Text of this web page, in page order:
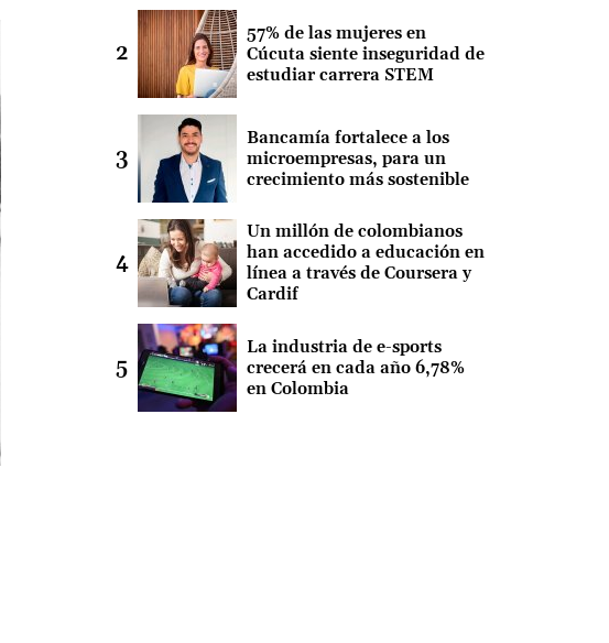
57% de las mujeres en
Cúcuta siente inseguridad de
estudiar carrera STEM
Bancamía fortalece a los
microempresas, para un
crecimiento más sostenible
Un millón de colombianos
han accedido a educación en
línea a través de Coursera y
Cardif
La industria de e-sports
crecerá en cada año 6,78%
en Colombia